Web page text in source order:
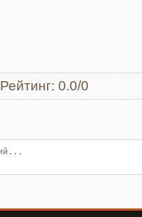
Рейтинг: 0.0/0